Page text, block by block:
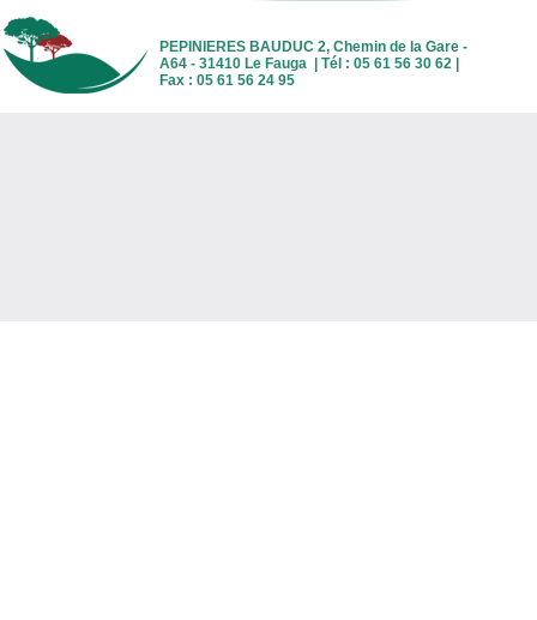
PEPINIERES BAUDUC 2, Chemin de la Gare -
A64 - 31410 Le Fauga | Tél : 05 61 56 30 62 |
Fax : 05 61 56 24 95